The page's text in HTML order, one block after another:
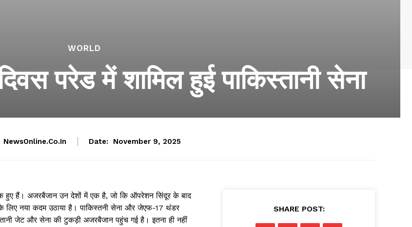
WORLD
परेड में शामिल हुई पाकिस्तानी सेना
NewsOnline.co.in Date: November 9, 2025
हुए हैं। अजरबैजान उन देशों में एक है, जो कि ऑपरेशन सिंदूर के बाद
लिए नया कदम उठाया है। पाकिस्तनी सेना और जेएफ-17 थंडर
जेट और सेना की टुकड़ी अजरबैजान पहुंच गई है। इतना ही नहीं
SHARE POST: